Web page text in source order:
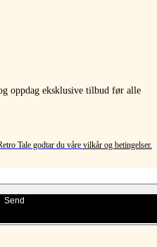
oppdag eksklusive tilbud før alle
Tale godtar du våre vilkår og betingelser.
Send